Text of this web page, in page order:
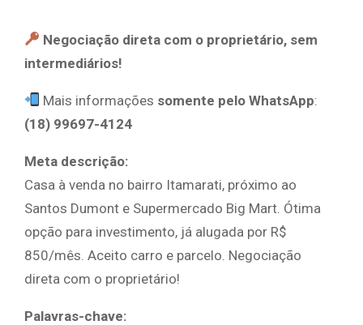
Negociação direta com o proprietário, sem
intermediários!
Mais informações somente pelo WhatsApp:
(18) 99697-4124
Meta descrição:
Casa à venda no bairro Itamarati, próximo ao
Santos Dumont e Supermercado Big Mart. Ótima
opção para investimento, já alugada por R$
850/mês. Aceito carro e parcelo. Negociação
direta com o proprietário!
Palavras-chave: